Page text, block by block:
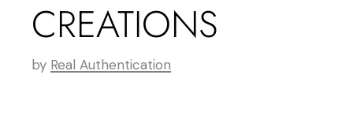
CREATIONS
by Real Authentication